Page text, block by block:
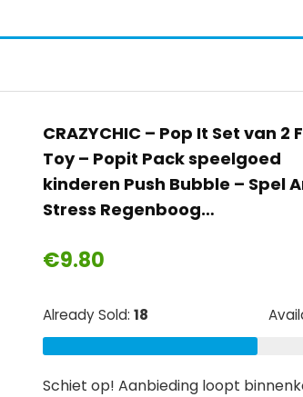
CRAZYCHIC – Pop It Set van 2
Toy – Popit Pack speelgoed
kinderen Push Bubble – Spel
Stress Regenboog…
€9.80
Already Sold:18
Schiet op! Aanbieding loopt